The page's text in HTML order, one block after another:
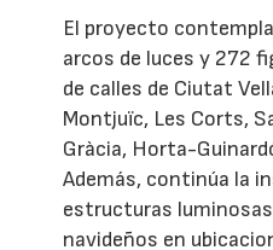
El proyecto
arcos de luces y 272
de calles de Ciutat
Montjuïc, Les Corts,
Gràcia, Horta-
Además, continúa la
estructuras
navideños en